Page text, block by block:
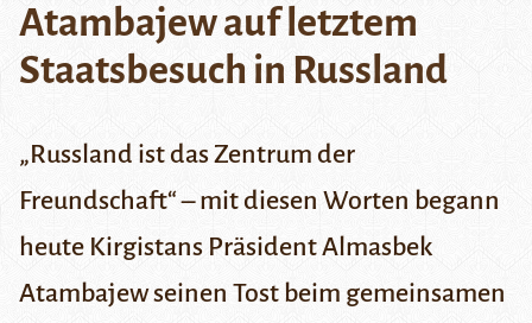
Atambajew auf letztem
Staatsbesuch in Russland
„Russland ist das Zentrum der
Freundschaft“ – mit diesen Worten begann
heute Kirgistans Präsident Almasbek
Atambajew seinen Tost beim gemeinsamen